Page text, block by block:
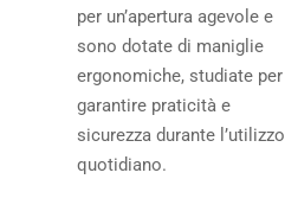
per un’apertura agevole e
sono dotate di maniglie
ergonomiche, studiate per
garantire praticità e
sicurezza durante l’utilizzo
quotidiano.